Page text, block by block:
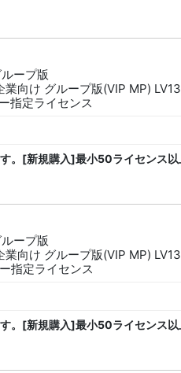
ープ版
向け グループ版(VIP MP) LV13
指定ライセンス
。[新規購入]最小50ライセンス以
ープ版
向け グループ版(VIP MP) LV13
指定ライセンス
。[新規購入]最小50ライセンス以